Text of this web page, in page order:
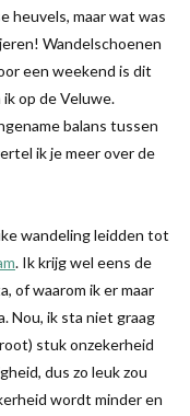
heuvels, maar wat was
Wandelschoenen
een weekend is dit
op de Veluwe.
balans tussen
ik je meer over de
wandeling leidden tot
. Ik krijg wel eens de
of waarom ik er maar
Nou, ik sta niet graag
stuk onzekerheid
dus zo leuk zou
wordt minder en